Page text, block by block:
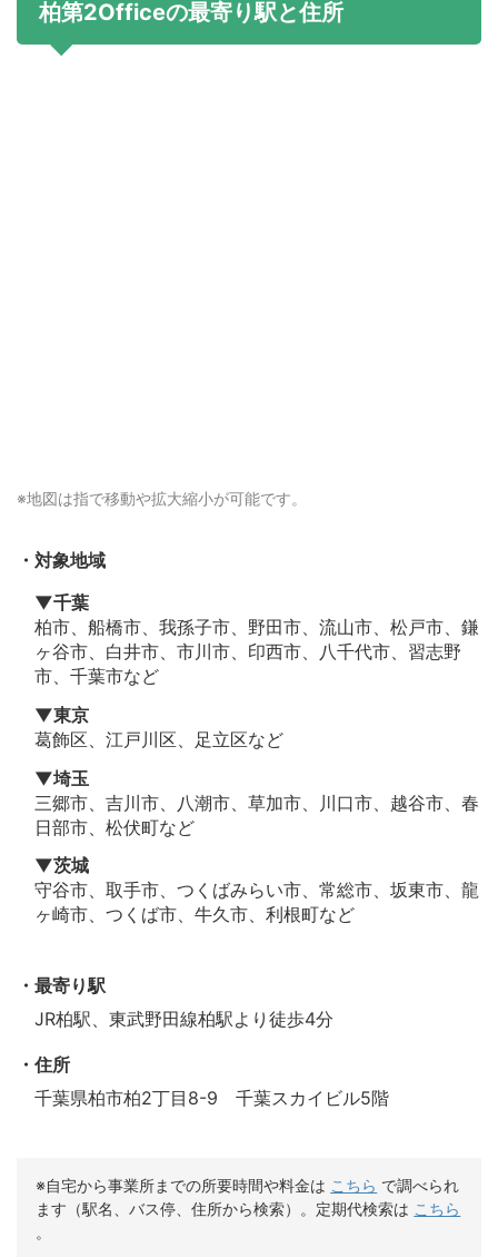
柏第2Officeの最寄り駅と住所
※地図は指で移動や拡大縮小が可能です。
対象地域
▼千葉
柏市、船橋市、我孫子市、野田市、流山市、松戸市、鎌
ヶ谷市、白井市、市川市、印西市、八千代市、習志野
市、千葉市など
▼東京
葛飾区、江戸川区、足立区など
▼埼玉
三郷市、吉川市、八潮市、草加市、川口市、越谷市、春
日部市、松伏町など
▼茨城
守谷市、取手市、つくばみらい市、常総市、坂東市、龍
ヶ崎市、つくば市、牛久市、利根町など
最寄り駅
JR柏駅、東武野田線柏駅より徒歩4分
住所
千葉県柏市柏2丁目8-9 千葉スカイビル5階
※自宅から事業所までの所要時間や料金は こちら で調べられ
ます（駅名、バス停、住所から検索）。定期代検索は こちら
。